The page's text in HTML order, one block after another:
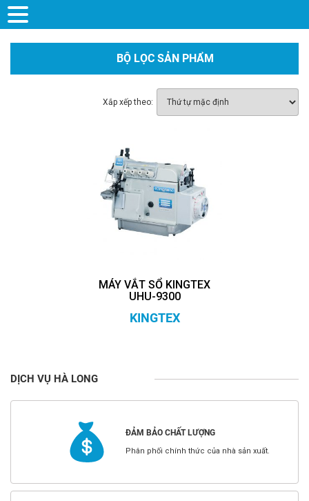
BỘ LỌC SẢN PHẨM
Xắp xếp theo:
MÁY VẮT SỔ KINGTEX
UHU-9300
KINGTEX
DỊCH VỤ HÀ LONG
ĐẢM BẢO CHẤT LƯỢNG
Phân phối chính thức của nhà sản xuất.